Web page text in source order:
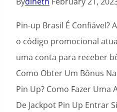
Pin-up Brasil É Confiável?
o código promocional
uma conta para receber
Como Obter Um Bônus
Pin Up? Como Fazer Uma
De Jackpot Pin Up Entrar